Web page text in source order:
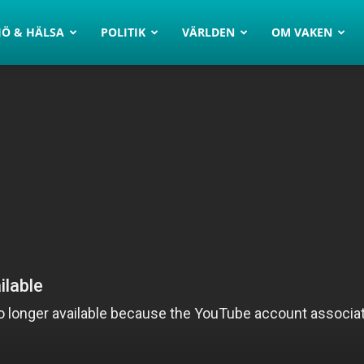
& HÄLSA POLITIK VÄRLDEN OM VAKEN